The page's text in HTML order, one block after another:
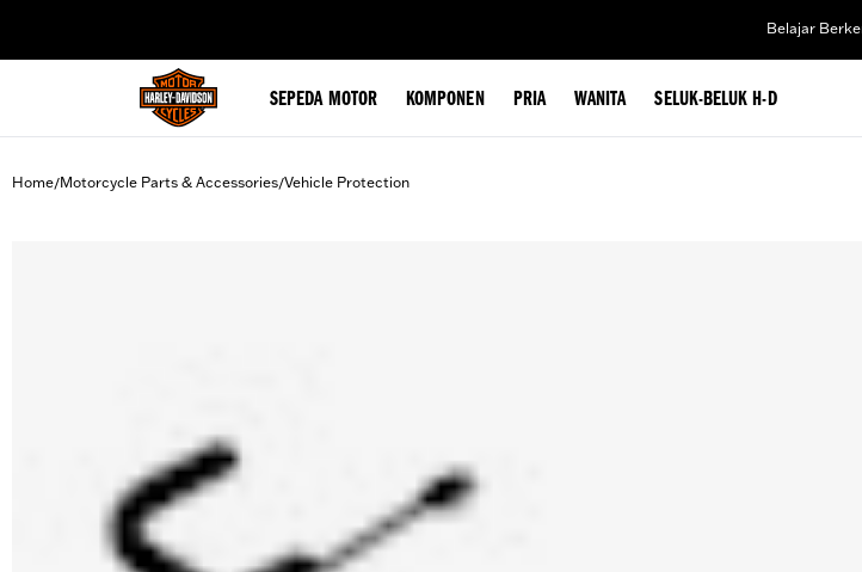
Belajar
SEPEDA MOTOR KOMPONEN PRIA WANITA SELUK-BELUK H-D
Home/Motorcycle Parts & Accessories/Vehicle Protection